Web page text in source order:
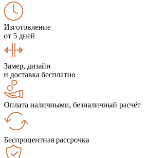
Изготовление
от 5 дней
Замер, дизайн
и доставка бесплатно
Оплата наличными, безналичный расчёт
Беспроцентная рассрочка